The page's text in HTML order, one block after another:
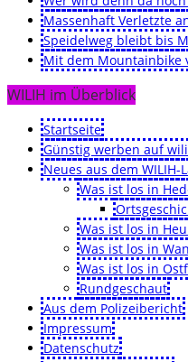
Massenhaft Verletzte
Speidelweg bleibt bis
Mit dem Mountainbike
WILIH im Überblick
Startseite
Günstig werben auf
Neues aus dem WILIH-
Was ist los in
Was ist los in
Was ist los in
Was ist los in
Rundgeschaut
Aus dem Polizeibericht
Impressum
Datenschutz